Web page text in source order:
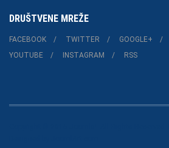
DRUŠTVENE MREŽE
FACEBOOK TWITTER GOOGLE+
YOUTUBE
INSTAGRAM RSS